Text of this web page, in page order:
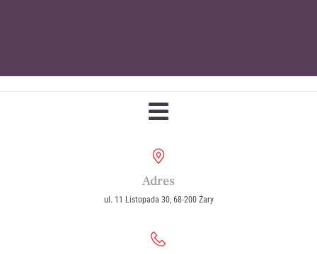
Adres
ul. 11 Listopada 30, 68-200 Żary